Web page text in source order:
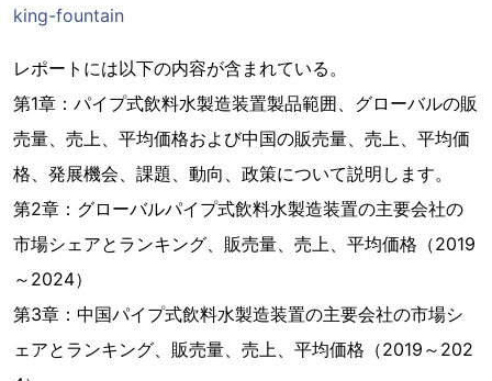
king-fountain
レポートには以下の内容が含まれている。
第1章：パイプ式飲料水製造装置製品範囲、グローバルの販
売量、売上、平均価格および中国の販売量、売上、平均価
格、発展機会、課題、動向、政策について説明します。
第2章：グローバルパイプ式飲料水製造装置の主要会社の
市場シェアとランキング、販売量、売上、平均価格（2019
～2024）
第3章：中国パイプ式飲料水製造装置の主要会社の市場シ
ェアとランキング、販売量、売上、平均価格（2019～202